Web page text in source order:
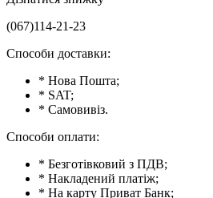
(067)114-21-23
Способи доставки:
* Нова Пошта;
* SAT;
* Самовивіз.
Способи оплати:
* Безготівковий з ПДВ;
* Накладений платіж;
* На карту Приват Банк;